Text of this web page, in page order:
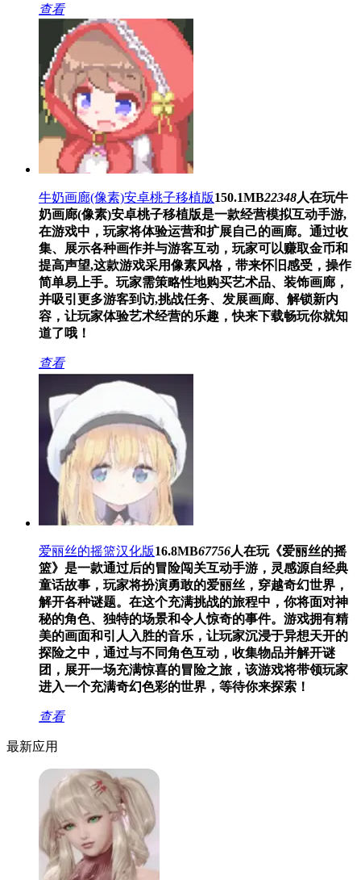
查看
牛奶画廊(像素)安卓桃子移植版150.1MB22348人在玩牛
奶画廊(像素)安卓桃子移植版是一款经营模拟互动手游,
在游戏中，玩家将体验运营和扩展自己的画廊。通过收
集、展示各种画作并与游客互动，玩家可以赚取金币和
提高声望,这款游戏采用像素风格，带来怀旧感受，操作
简单易上手。玩家需策略性地购买艺术品、装饰画廊，
并吸引更多游客到访,挑战任务、发展画廊、解锁新内
容，让玩家体验艺术经营的乐趣，快来下载畅玩你就知
道了哦！
查看
爱丽丝的摇篮汉化版16.8MB67756人在玩《爱丽丝的摇
篮》是一款通过后的冒险闯关互动手游，灵感源自经典
童话故事，玩家将扮演勇敢的爱丽丝，穿越奇幻世界，
解开各种谜题。在这个充满挑战的旅程中，你将面对神
秘的角色、独特的场景和令人惊奇的事件。游戏拥有精
美的画面和引人入胜的音乐，让玩家沉浸于异想天开的
探险之中，通过与不同角色互动，收集物品并解开谜
团，展开一场充满惊喜的冒险之旅，该游戏将带领玩家
进入一个充满奇幻色彩的世界，等待你来探索！
查看
最新应用